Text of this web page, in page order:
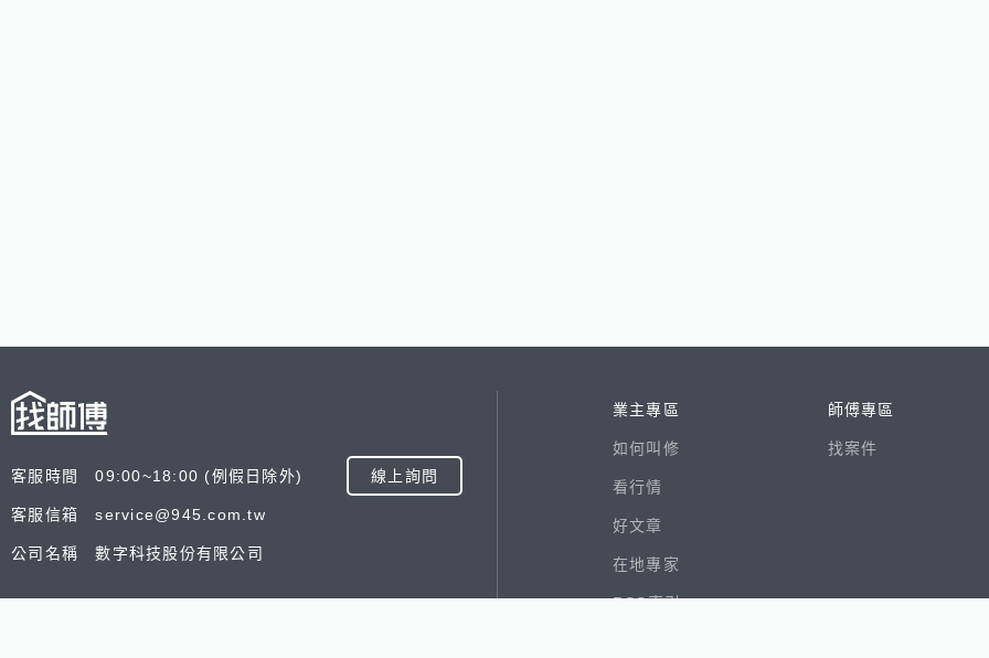
客服時間 09:00~18:00 (例假日除外) 線上詢問
客服信箱 service@945.com.tw
公司名稱 數字科技股份有限公司
業主專區
如何叫修
看行情
好文章
在地專家
RSS索引
師傅專區
找案件